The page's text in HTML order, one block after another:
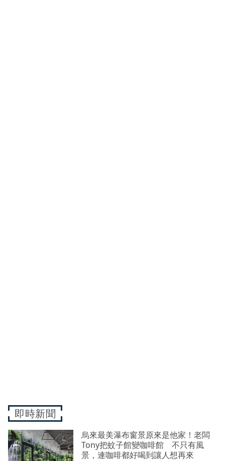
即時新聞
烏來最美瀑布窗景原來是他家！老闆
Tony把蚊子館變咖啡館 不只有風
景，連咖啡都好喝到讓人想再來